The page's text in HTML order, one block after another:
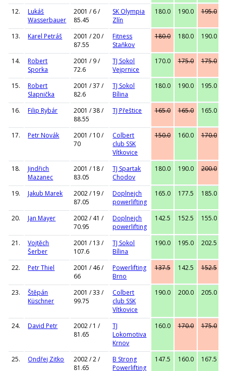
12.
Lukáš
Wasserbauer
2001 / 6 /
85.45
SK Olympia
Zlín
180.0 190.0 195.0
13. Karel Petráš
2001 / 20 /
87.55
Fitness
Staňkov
180.0 180.0 190.0
14.
Robert
Sporka
2001 / 9 /
72.6
TJ Sokol
Vejprnice
170.0 175.0 175.0
15.
Robert
Slapnička
2001 / 37 /
82.6
TJ Sokol
Bílina
180.0 190.0 195.0
16. Filip Rybár
2001 / 38 /
88.55
TJ Přeštice 165.0 165.0 165.0
17. Petr Novák
2001 / 10 /
70
Colbert
club SSK
Vítkovice
150.0 160.0 170.0
18.
Jindřich
Mazanec
2001 / 18 /
83.05
TJ Spartak
Chodov
180.0 190.0 200.0
19. Jakub Marek
2002 / 19 /
87.05
Doplnejch
powerlifting
165.0 177.5 185.0
20. Jan Mayer
2002 / 41 /
70.95
Doplnejch
powerlifting
142.5 152.5 155.0
21.
Vojtěch
Šerber
2001 / 13 /
107.6
TJ Sokol
Bílina
190.0 195.0 202.5
22. Petr Thiel
2001 / 46 /
66
Powerlifting
Brno
137.5 142.5 152.5
23.
Štěpán
Küschner
2001 / 33 /
99.75
Colbert
club SSK
Vítkovice
190.0 200.0 205.0
24. David Petr
2002 / 1 /
81.65
TJ
Lokomotiva
Krnov
160.0 170.0 175.0
25. Ondřej Zitko
2002 / 2 /
81.65
B Strong
Powerlifting
147.5 160.0 167.5